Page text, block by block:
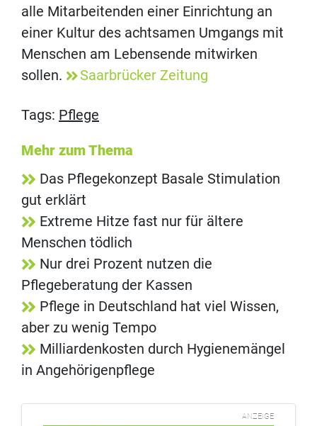
alle Mitarbeitenden einer Einrichtung an
einer Kultur des achtsamen Umgangs mit
Menschen am Lebensende mitwirken
sollen.
Saarbrücker Zeitung
Tags: Pflege
Mehr zum Thema
Das Pflegekonzept Basale Stimulation
gut erklärt
Extreme Hitze fast nur für ältere
Menschen tödlich
Nur drei Prozent nutzen die
Pflegeberatung der Kassen
Pflege in Deutschland hat viel Wissen,
aber zu wenig Tempo
Milliardenkosten durch Hygienemängel
in Angehörigenpflege
ANZEIGE